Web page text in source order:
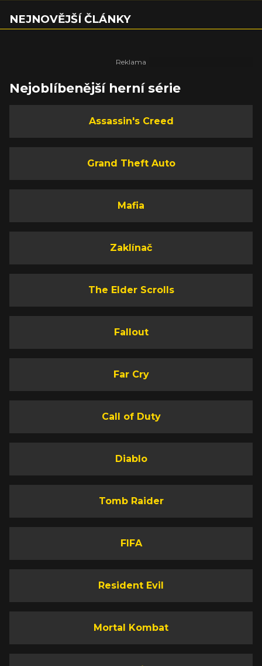
NEJNOVĚJŠÍ ČLÁNKY
Nejoblíbenější herní série
Assassin's Creed
Grand Theft Auto
Mafia
Zaklínač
The Elder Scrolls
Fallout
Far Cry
Call of Duty
Diablo
Tomb Raider
FIFA
Resident Evil
Mortal Kombat